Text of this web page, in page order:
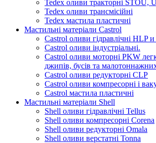
Tedex оливи тракторні STOU,
Tedex оливи трансмісійні
Tedex мастила пластичні
Мастильні матеріали Castrol
Castrol оливи гідравлічні HLP
Castrol оливи індустріальні.
Castrol оливи моторні PKW
джипів, бусів та
Castrol оливи редукторні CLP
Castrol оливи компресорні і
Castrol мастила пластичні
Мастильні матеріали Shell
Shell оливи гідравлічні Tellus
Shell оливи компресорні Corena
Shell оливи редукторні Omala
Shell оливи верстатні Tonna